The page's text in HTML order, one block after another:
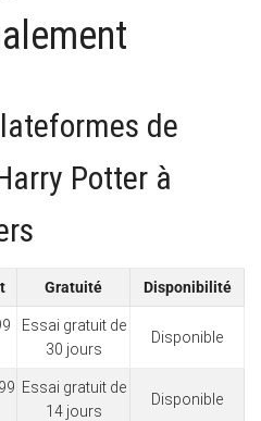
de
Potter à
Gratuité Disponibilité
Essai gratuit de
30 jours
Disponible
Essai gratuit de
14 jours
Disponible